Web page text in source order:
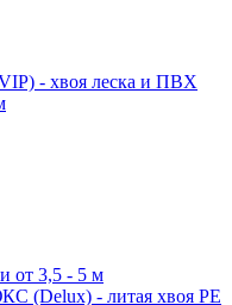
- хвоя леска и ПВХ
от 3,5 - 5 м
(Delux) - литая хвоя РЕ